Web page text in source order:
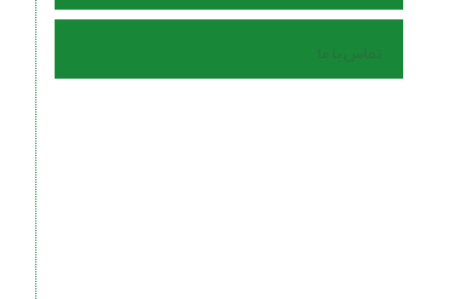
تماس با ما